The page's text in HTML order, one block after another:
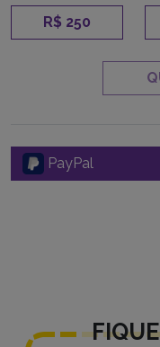
R$ 250
PayPal